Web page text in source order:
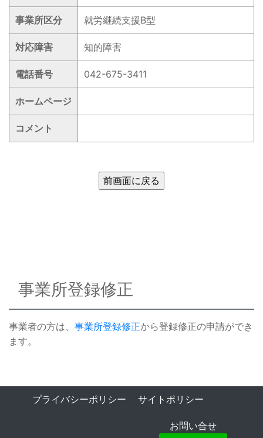
事業所区分 就労継続支援B型
対応障害 知的障害
電話番号 042-675-3411
ホームページ
コメント
事業所登録修正
事業者の方は、 事業所登録修正から登録修正の申請ができ
ます。
プライバシーポリシー サイトポリシー
お問い合せ